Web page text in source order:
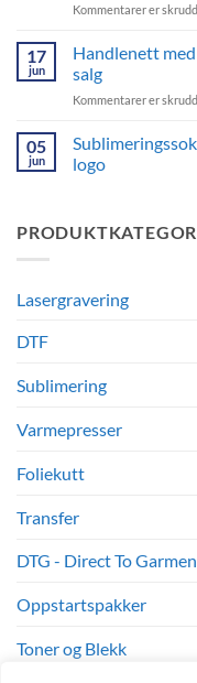
Kommentarer er
17
jun
Handlenett
salg
Kommentarer er
05
jun
logo
Sublimeringssokker
–
design
Lasergravering
DTF
Sublimering
Varmepresser
Foliekutt
Transfer
DTG - Direct To
Oppstartspakker
Toner og Blekk